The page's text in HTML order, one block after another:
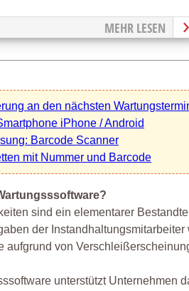
MEHR LESEN
an den nächsten
iPhone / Android
Barcode Scanner
mit Nummer und Barcode
sind ein elementarer
der
aufgrund von
unterstützt Unternehmen